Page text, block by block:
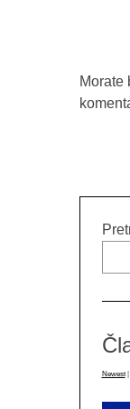
Morate
Newest